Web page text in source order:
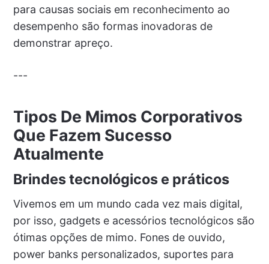
para causas sociais em reconhecimento ao
desempenho são formas inovadoras de
demonstrar apreço.
---
Tipos De Mimos Corporativos
Que Fazem Sucesso
Atualmente
Brindes tecnológicos e práticos
Vivemos em um mundo cada vez mais digital,
por isso, gadgets e acessórios tecnológicos são
ótimas opções de mimo. Fones de ouvido,
power banks personalizados, suportes para